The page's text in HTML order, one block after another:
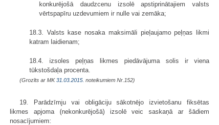
konkurējošā daudzcenu izsolē apstiprinātajiem valsts
vērtspapīru uzdevumiem ir nulle vai zemāka;
18.3. Valsts kase nosaka maksimāli pieļaujamo peļņas likmi
katram laidienam;
18.4. izsoles peļņas likmes piedāvājuma solis ir viena
tūkstošdaļa procenta.
(Grozīts ar MK31.03.2015. noteikumiem Nr.152)
19. Parādzīmju vai obligāciju sākotnējo izvietošanu fiksētas
likmes apjoma (nekonkurējošā) izsolē veic saskaņā ar šādiem
nosacījumiem: